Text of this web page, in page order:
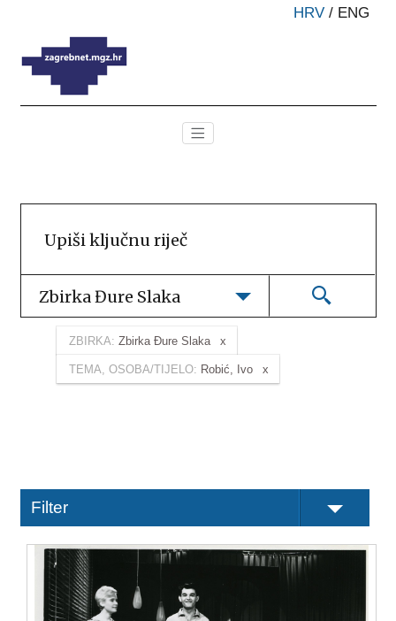
HRV / ENG
Zbirka Đure Slaka
ZBIRKA: Zbirka Đure Slaka
TEMA, OSOBA/TIJELO: Robić, Ivo
Filter